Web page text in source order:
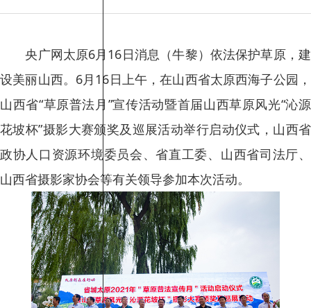
央广网太原6月16日消息（牛黎）依法保护草原，建
设美丽山西。6月16日上午，在山西省太原西海子公园，
山西省“草原普法月”宣传活动暨首届山西草原风光“沁源
花坡杯”摄影大赛颁奖及巡展活动举行启动仪式，山西省
政协人口资源环境委员会、省直工委、山西省司法厅、
山西省摄影家协会等有关领导参加本次活动。